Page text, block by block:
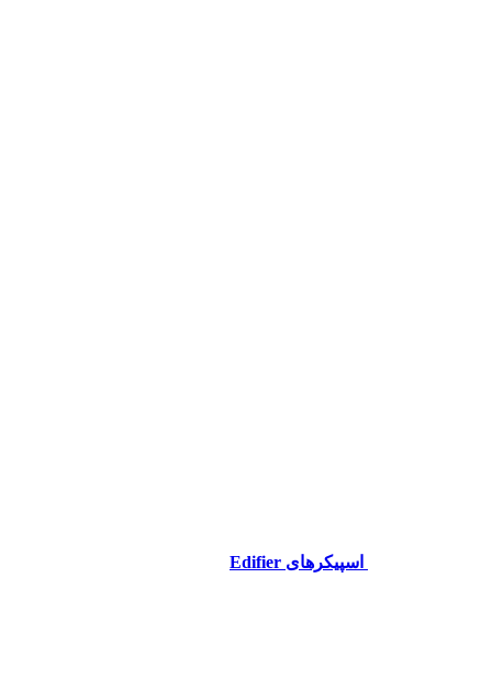
اسپیکرهای Edifier